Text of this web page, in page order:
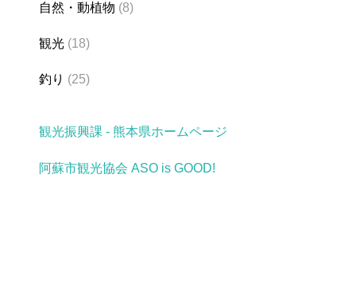
自然・動植物 (8)
観光 (18)
釣り (25)
観光振興課 - 熊本県ホームページ
阿蘇市観光協会 ASO is GOOD!